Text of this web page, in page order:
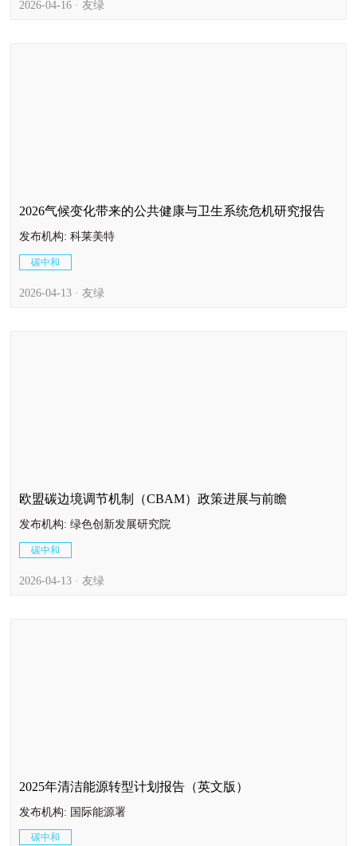
2026-04-16 · 友绿
2026气候变化带来的公共健康与卫生系统危机研究报告
发布机构: 科莱美特
碳中和
2026-04-13 · 友绿
欧盟碳边境调节机制（CBAM）政策进展与前瞻
发布机构: 绿色创新发展研究院
碳中和
2026-04-13 · 友绿
2025年清洁能源转型计划报告（英文版）
发布机构: 国际能源署
碳中和